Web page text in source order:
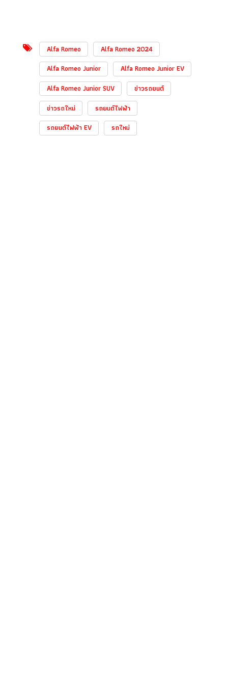
Alfa Romeo
Alfa Romeo 2024
Alfa Romeo Junior
Alfa Romeo Junior EV
Alfa Romeo Junior SUV
ข่าวรถยนต์
ข่าวรถใหม่
รถยนต์ไฟฟ้า
รถยนต์ไฟฟ้า EV
รถใหม่